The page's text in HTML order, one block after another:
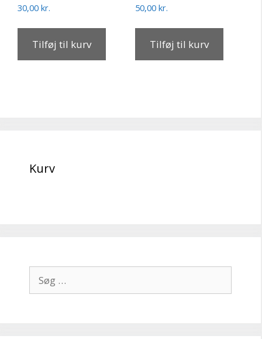
30,00 kr.
Tilføj til kurv
50,00 kr.
Tilføj til kurv
Kurv
efter: